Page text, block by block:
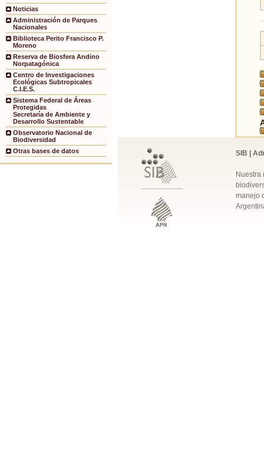
Noticias
Administración de Parques
Nacionales
Biblioteca Perito Francisco P.
Moreno
Reserva de Biosfera Andino
Norpatagónica
Centro de Investigaciones
Ecológicas Subtropicales
C.I.E.S.
Sistema Federal de Áreas
Protegidas
Secretaría de Ambiente y
Desarrollo Sustentable
Observatorio Nacional de
Biodiversidad
Otras bases de datos
SIB |
Nuestra
manejo